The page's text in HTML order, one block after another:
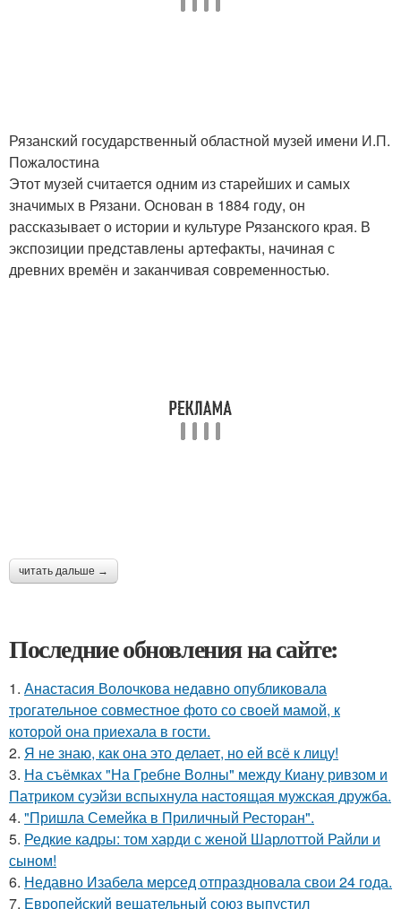
Рязанский государственный областной музей имени И.П.
Пожалостина
Этот музей считается одним из старейших и самых
значимых в Рязани. Основан в 1884 году, он
рассказывает о истории и культуре Рязанского края. В
экспозиции представлены артефакты, начиная с
древних времён и заканчивая современностью.
читать дальше →
Последние обновления на сайте:
1. Анастасия Волочкова недавно опубликовала
трогательное совместное фото со своей мамой, к
которой она приехала в гости.
2. Я не знаю, как она это делает, но ей всё к лицу!
3. На съёмках "На Гребне Волны" между Киану ривзом и
Патриком суэйзи вспыхнула настоящая мужская дружба.
4. "Пришла Семейка в Приличный Ресторан".
5. Редкие кадры: том харди с женой Шарлоттой Райли и
сыном!
6. Недавно Изабела мерсед отпраздновала свои 24 года.
7. Европейский вещательный союз выпустил